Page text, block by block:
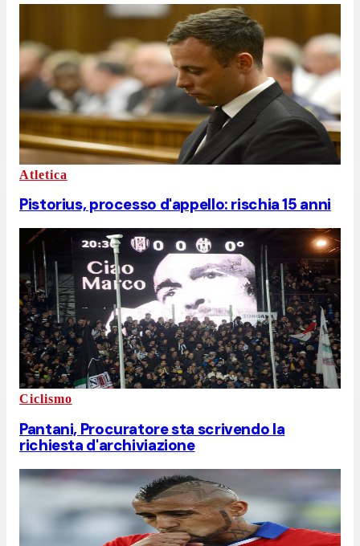
Atletica
Pistorius, processo d'appello: rischia 15 anni
Ciclismo
Pantani, Procuratore sta scrivendo la
richiesta d'archiviazione